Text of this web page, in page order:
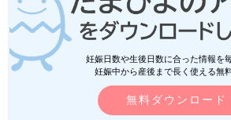
妊娠日数や生後日数に合った情報を
妊娠中から産後まで長く使える無
無料ダウンロード